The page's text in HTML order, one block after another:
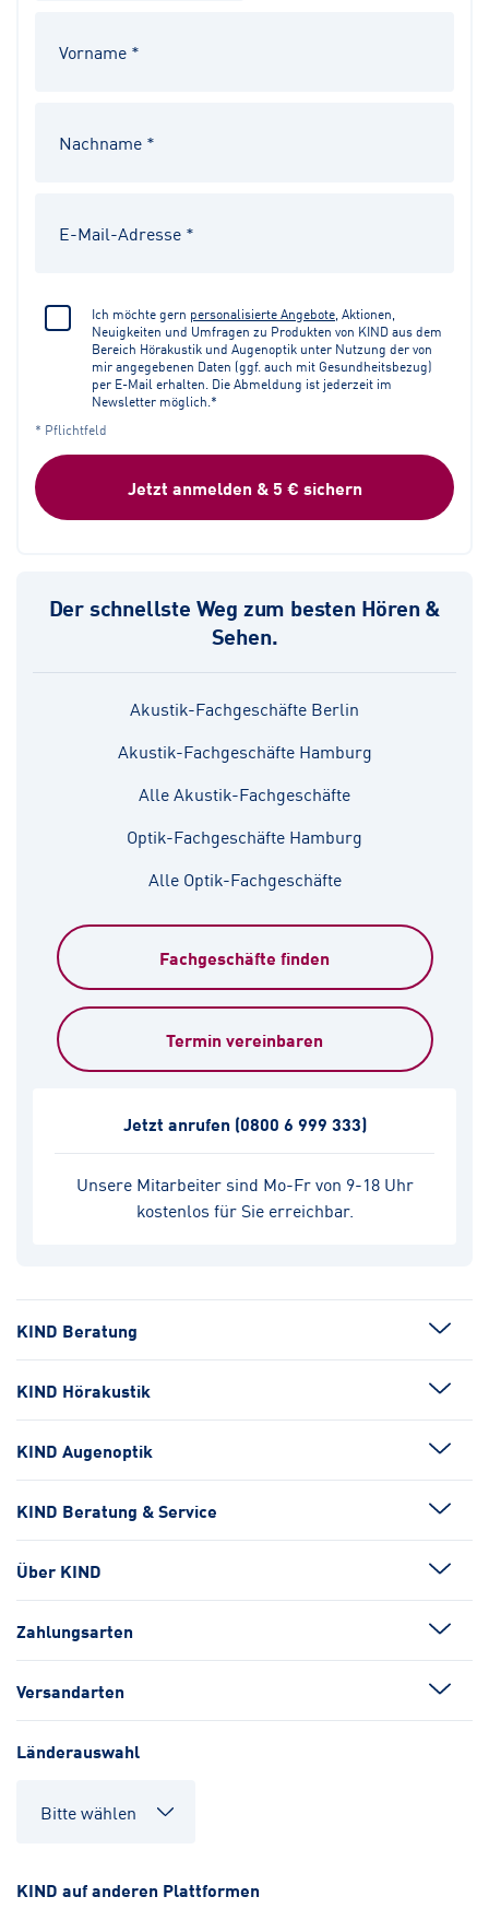
Ich möchte gern personalisierte Angebote, Aktionen,
Neuigkeiten und Umfragen zu Produkten von KIND aus dem
Bereich Hörakustik und Augenoptik unter Nutzung der von
mir angegebenen Daten (ggf. auch mit Gesundheitsbezug)
per E-Mail erhalten. Die Abmeldung ist jederzeit im
Newsletter möglich.*
* Pflichtfeld
Jetzt anmelden & 5 € sichern
Der schnellste Weg zum besten Hören &
Sehen.
Akustik-Fachgeschäfte Berlin
Akustik-Fachgeschäfte Hamburg
Alle Akustik-Fachgeschäfte
Optik-Fachgeschäfte Hamburg
Alle Optik-Fachgeschäfte
Fachgeschäfte finden
Termin vereinbaren
Unsere Mitarbeiter sind Mo-Fr von 9-18 Uhr
kostenlos für Sie erreichbar.
Jetzt anrufen (0800 6 999 333)
KIND Beratung
KIND Hörakustik
KIND Augenoptik
KIND Beratung & Service
Über KIND
Zahlungsarten
Versandarten
Länderauswahl
KIND auf anderen Plattformen